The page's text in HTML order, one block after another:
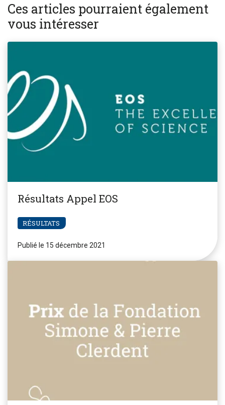
Ces articles pourraient également
vous intéresser
Résultats Appel EOS
RÉSULTATS
Publié le 15 décembre 2021